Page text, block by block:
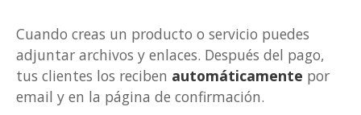
Cuando creas un producto o servicio puedes
adjuntar archivos y enlaces. Después del pago,
tus clientes los reciben automáticamente por
email y en la página de confirmación.